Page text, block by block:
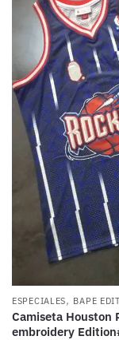
ESPECIALES, BAPE
Camiseta Houston
embroidery